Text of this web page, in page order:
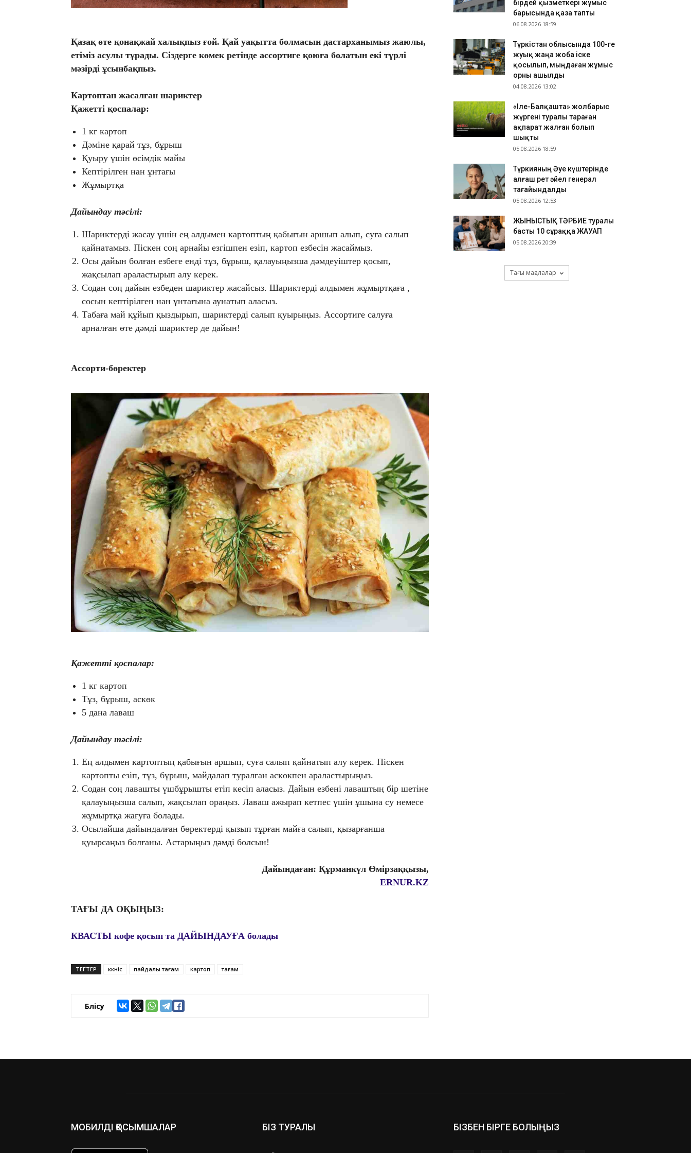
Қазақ өте қонақжай халықпыз ғой. Қай уақытта болмасын дастарханымыз жаюлы,
етіміз асулы тұрады. Сіздерге көмек ретінде ассортиге қоюға болатын екі түрлі
мәзірді ұсынбақпыз.
Картоптан жасалған шариктер
Қажетті қоспалар:
1 кг картоп
Дәміне қарай тұз, бұрыш
Қуыру үшін өсімдік майы
Кептірілген нан ұнтағы
Жұмыртқа
Дайындау тәсілі:
Шариктерді жасау үшін ең алдымен картоптың қабығын аршып алып, суға салып
қайнатамыз. Піскен соң арнайы езгішпен езіп, картоп езбесін жасаймыз.
Осы дайын болған езбеге енді тұз, бұрыш, қалауыңызша дәмдеуіштер қосып,
жақсылап араластырып алу керек.
Содан соң дайын езбеден шариктер жасайсыз. Шариктерді алдымен жұмыртқаға ,
сосын кептірілген нан ұнтағына аунатып аласыз.
Табаға май құйып қыздырып, шариктерді салып қуырыңыз. Ассортиге салуға
арналған өте дәмді шариктер де дайын!
Ассорти-бөректер
Қажетті қоспалар:
1 кг картоп
Тұз, бұрыш, аскөк
5 дана лаваш
Дайындау тәсілі:
Ең алдымен картоптың қабығын аршып, суға салып қайнатып алу керек. Піскен
картопты езіп, тұз, бұрыш, майдалап туралған аскөкпен араластырыңыз.
Содан соң лавашты үшбұрышты етіп кесіп аласыз. Дайын езбені лаваштың бір шетіне
қалауыңызша салып, жақсылап ораңыз. Лаваш ажырап кетпес үшін ұшына су немесе
жұмыртқа жағуға болады.
Осылайша дайындалған бөректерді қызып тұрған майға салып, қызарғанша
қуырсаңыз болғаны. Астарыңыз дәмді болсын!
Дайындаған: Құрманкүл Өмірзаққызы,
ERNUR.KZ
ТАҒЫ ДА ОҚЫҢЫЗ:
КВАСТЫ кофе қосып та ДАЙЫНДАУҒА болады
ТЕГТЕР көкөніс пайдалы тағам картоп тағам
Бөлісу
ТҮРКІСТАН: Нұралхан Көшеров тұрғынды жеке
қабылдап, мәселесін шешу жолын түсіндірді
Қазақстан ұлттық құрамасының бұрынғы
футболшысы қайтыс болды
06.08.2026 17:32
ТҮРКІСТАН: Отырар ауданына келуші туристер
бірдей қызметкері жұмыс
барысында қаза тапты
06.08.2026 18:59
Түркістан облысында 100-ге
жуық жаңа жоба іске
қосылып, мыңдаған жұмыс
орны ашылды
04.08.2026 13:02
«Іле-Балқашта» жолбарыс
жүргені туралы тараған
ақпарат жалған болып
шықты
05.08.2026 18:59
Түркияның Әуе күштерінде
алғаш рет әйел генерал
тағайындалды
05.08.2026 12:53
ЖЫНЫСТЫҚ ТӘРБИЕ туралы
басты 10 сұраққа ЖАУАП
05.08.2026 20:39
Тағы мақалалар
МОБИЛДІ ҚОСЫМШАЛАР БІЗ ТУРАЛЫ БІЗБЕН БІРГЕ БОЛЫҢЫЗ